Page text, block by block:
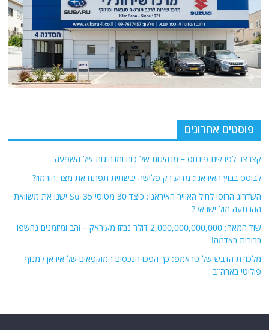
פוסטים אחרונים
קצרצר לפרשת פינחס – מנהיגות של כוח ומנהיגות של השפעה
לבוסס בבוץ האיראני: מדוע רק פלישה יבשתית תפתח את מצר הורמוז?
השדרוג הרוסי לחיל האוויר האיראני: כיצד 30 מטוסי Su-35 ישנו את משוואת
ההרתעה מול ישראל?
שוד המאה: 2,000,000,000,000 דולר נבזזו מעיראק – זהב ומזומנים נחשפו
בבורות באדמה!
מלכודת הדבש של טראמפ: כך הפכו הנכסים המוקפאים של איראן למנוף
פוליטי בארה"ב